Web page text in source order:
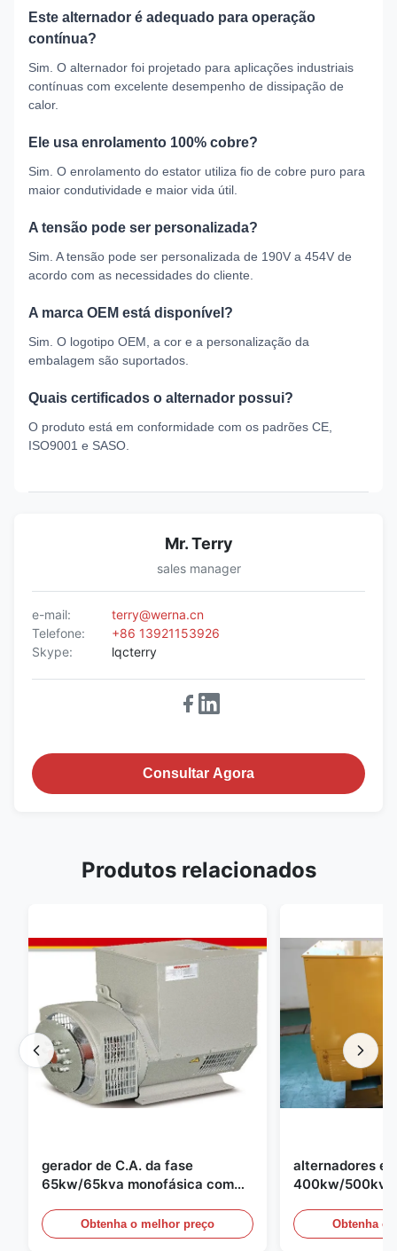
Este alternador é adequado para operação
contínua?
Sim. O alternador foi projetado para aplicações industriais
contínuas com excelente desempenho de dissipação de
calor.
Ele usa enrolamento 100% cobre?
Sim. O enrolamento do estator utiliza fio de cobre puro para
maior condutividade e maior vida útil.
A tensão pode ser personalizada?
Sim. A tensão pode ser personalizada de 190V a 454V de
acordo com as necessidades do cliente.
A marca OEM está disponível?
Sim. O logotipo OEM, a cor e a personalização da
embalagem são suportados.
Quais certificados o alternador possui?
O produto está em conformidade com os padrões CE,
ISO9001 e SASO.
Mr. Terry
sales manager
e-mail:
terry@werna.cn
Telefone:
+86 13921153926
Skype:
lqcterry
Consultar Agora
Produtos relacionados
gerador de C.A. da fase
65kw/65kva monofásica com
Obtenha o melhor preço
alternadores
400kw/500kva
CumminsObtenha o